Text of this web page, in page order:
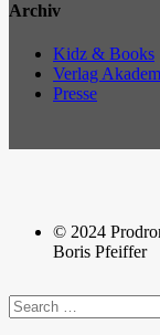
Archiv
Kidz & Books
Verlag
Presse
© 2024
Boris Pfeiffer